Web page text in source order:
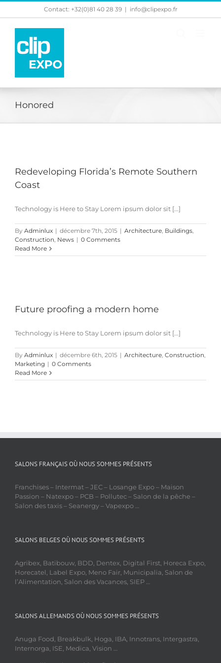
Skip
Contact: +32(0)81 40 28 39 | info@clipexpo.fr
Honored
Redeveloping Florida’s Remote Southern
Coast
Technology is Here to Stay Lorem ipsum dolor sit [...]
By Adminlux | décembre 7th, 2015 | Architecture, Buildings,
Construction, News | 0 Comments
Read More
Future proofing a modern home
Technology is Here to Stay Lorem ipsum dolor sit [...]
By Adminlux | décembre 6th, 2015 | Architecture, Construction,
Marketing | 0 Comments
Read More
SALONS FRANÇAIS OÙ NOUS SOMMES PRÉSENTS
Franchises – Intermat – JEC – Losange Expo – Maison
Passion – Natexpo – PCB – Pollutec – Salon de la pêche –
Salon des taxis – Seanergy – Vapexpo …
SALONS BELGES OÙ NOUS SOMMES PRÉSENTS
Agribex, Batibouw, BDD, Dentex, Digital First, Horeca Expo,
Horecatel, Label Expo, Meno Fair, Municipalia, Salon de
l’Alimentation, Salon des Vacances, SIEP …
SALONS ALLEMANDS OÙ NOUS SOMMES PRÉSENTS
Anuga Food, Breakbulk, Hoga, IBA, Innotrans, Intergastra,
Internorga, ISE, Medica, Vision …